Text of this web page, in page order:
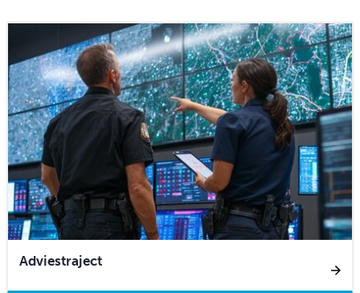
Adviestraject